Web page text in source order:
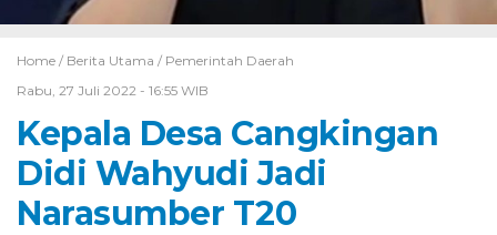
Home / Berita Utama / Pemerintah Daerah
Rabu, 27 Juli 2022 - 16:55 WIB
Kepala Desa Cangkingan
Didi Wahyudi Jadi
Narasumber T20